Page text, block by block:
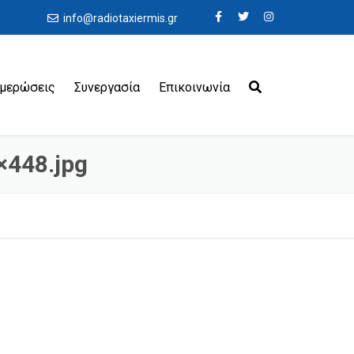
info@radiotaxiermis.gr
Συνεργασία Επικοινωνία